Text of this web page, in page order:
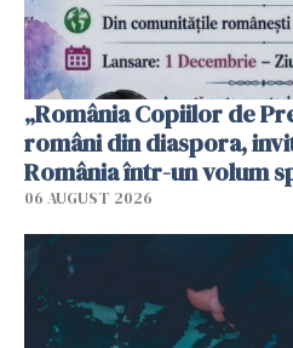
„România Copiilor de
români din diaspora,
România într-un volum
06 AUGUST 2026